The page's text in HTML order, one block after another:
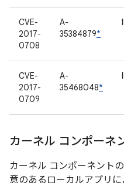
CVE-
2017-
0708
A-
35384879*
CVE-
2017-
0709
A-
35468048*
カーネル コンポーネ
カーネル コンポーネント
意のあるローカルアプリ